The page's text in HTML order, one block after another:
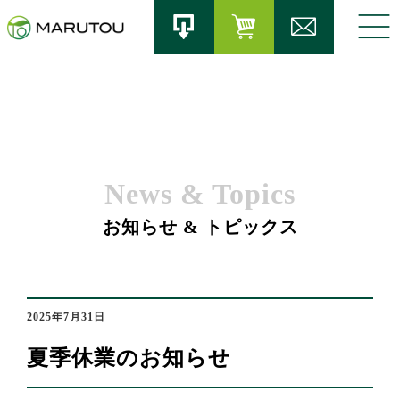
News & Topics
お知らせ & トピックス
2025年7月31日
夏季休業のお知らせ